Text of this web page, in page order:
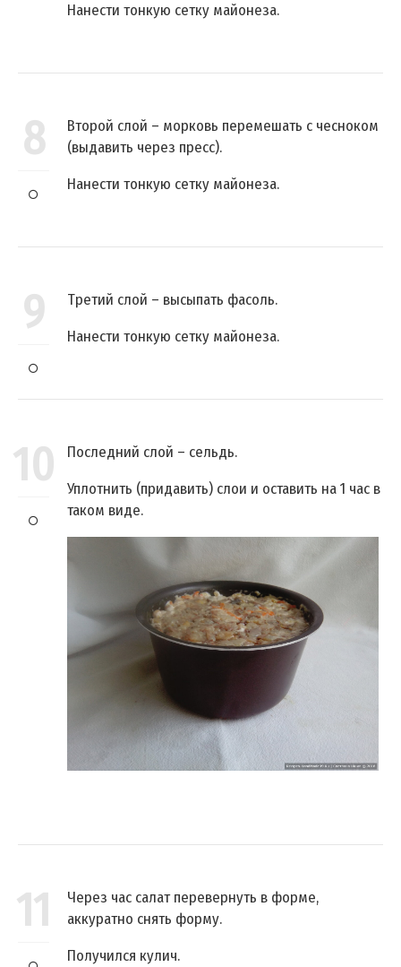
Нанести тонкую сетку майонеза.
8
Второй слой – морковь перемешать с чесноком
(выдавить через пресс).
Нанести тонкую сетку майонеза.
9
Третий слой – высыпать фасоль.
Нанести тонкую сетку майонеза.
10
Последний слой – сельдь.
Уплотнить (придавить) слои и оставить на 1 час в
таком виде.
11
Через час салат перевернуть в форме,
аккуратно снять форму.
Получился кулич.